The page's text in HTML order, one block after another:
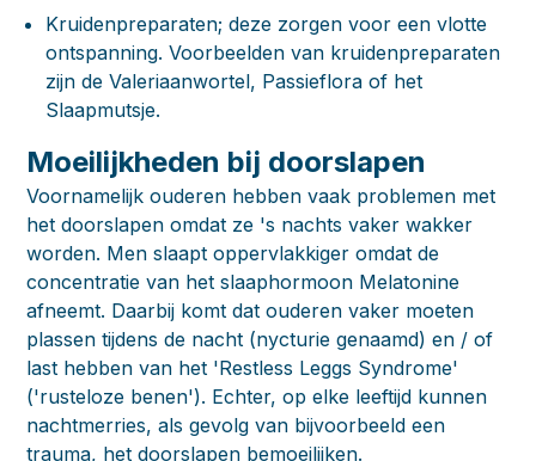
Kruidenpreparaten; deze zorgen voor een vlotte
ontspanning. Voorbeelden van kruidenpreparaten
zijn de Valeriaanwortel, Passieflora of het
Slaapmutsje.
Moeilijkheden bij doorslapen
Voornamelijk ouderen hebben vaak problemen met
het doorslapen omdat ze 's nachts vaker wakker
worden. Men slaapt oppervlakkiger omdat de
concentratie van het slaaphormoon Melatonine
afneemt. Daarbij komt dat ouderen vaker moeten
plassen tijdens de nacht (nycturie genaamd) en / of
last hebben van het 'Restless Leggs Syndrome'
('rusteloze benen'). Echter, op elke leeftijd kunnen
nachtmerries, als gevolg van bijvoorbeeld een
trauma, het doorslapen bemoeilijken.